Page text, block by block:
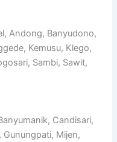
Andong, Banyudono,
Kemusu, Klego,
Sambi, Sawit,
Candisari,
Gunungpati, Mijen,